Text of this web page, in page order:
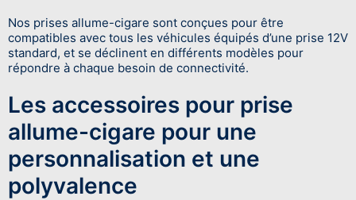
Nos prises allume-cigare sont conçues pour être
compatibles avec tous les véhicules équipés d’une prise 12V
standard, et se déclinent en différents modèles pour
répondre à chaque besoin de connectivité.
Les accessoires pour prise
allume-cigare pour une
personnalisation et une
polyvalence